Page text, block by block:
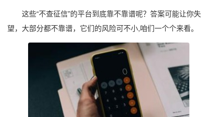
这些“不查征信”的平台到底靠不靠谱呢？答案可能让你失
望，大部分都不靠谱，它们的风险可不小,咱们一个个来看。